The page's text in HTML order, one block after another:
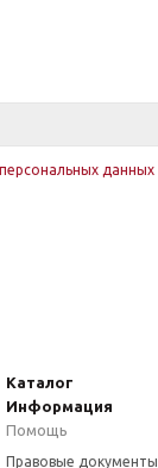
данных
Каталог
Информация
Помощь
Правовые документы